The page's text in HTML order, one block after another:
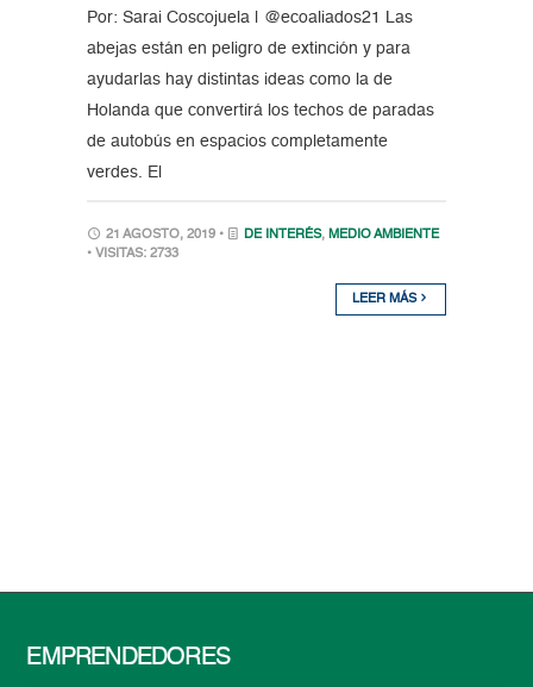
Por: Sarai Coscojuela | @ecoaliados21 Las
abejas están en peligro de extinción y para
ayudarlas hay distintas ideas como la de
Holanda que convertirá los techos de paradas
de autobús en espacios completamente
verdes. El
21 AGOSTO, 2019 • DE INTERÉS, MEDIO AMBIENTE
• VISITAS: 2733
LEER MÁS
EMPRENDEDORES